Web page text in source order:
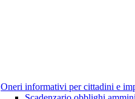
Oneri informativi per cittadini e